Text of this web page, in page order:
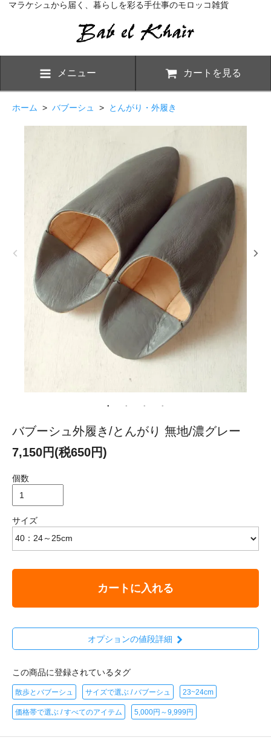
マラケシュから届く、暮らしを彩る手仕事のモロッコ雑貨
メニュー カートを見る
ホーム > バブーシュ > とんがり・外履き
バブーシュ外履き/とんがり 無地/濃グレー
7,150円(税650円)
個数
サイズ
カートに入れる
オプションの値段詳細
この商品に登録されているタグ
散歩とバブーシュ サイズで選ぶ / バブーシュ 23~24cm
価格帯で選ぶ / すべてのアイテム 5,000円～9,999円